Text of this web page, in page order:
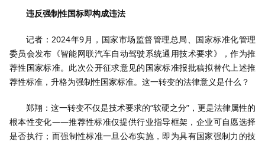
违反强制性国标即构成违法
记者：2024年9月，国家市场监督管理总局、国家标准化管理
委员会发布《智能网联汽车自动驾驶系统通用技术要求》，作为推
荐性国家标准。此次公开征求意见的国家标准报批稿拟替代上述推
荐性标准，升格为强制性国家标准。这一转变的法律意义是什么？
郑翔：这一转变不仅是技术要求的“软硬之分”，更是法律属性的
根本性变化——推荐性标准仅提供行业指导框架，企业可自愿选择
是否执行；而强制性标准一旦公布实施，即为具有国家强制力的技